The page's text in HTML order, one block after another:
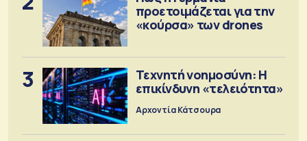
προετοιμάζεται για την
«κούρσα» των drones
3
Τεχνητή νοημοσύνη: Η
επικίνδυνη «τελειότητα»
Αρχοντία Κάτσουρα